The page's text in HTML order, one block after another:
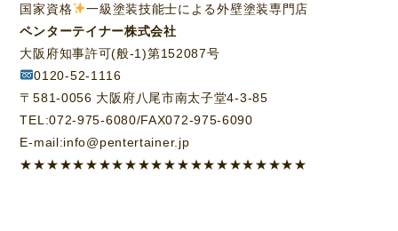
国家資格
一級塗装技能士による外壁塗装専門店
ペンターテイナー株式会社
大阪府知事許可(般-1)第152087号
0120-52-1116
〒581-0056 大阪府八尾市南太子堂4-3-85
TEL:072-975-6080/FAX072-975-6090
E-mail:info@pentertainer.jp
★★★★★★★★★★★★★★★★★★★★★★